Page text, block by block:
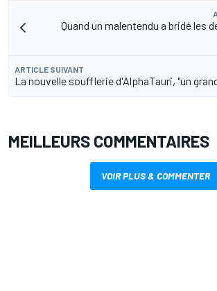
Quand un malentendu a bridé les
ARTICLE SUIVANT
La nouvelle soufflerie d'AlphaTauri, "un
MEILLEURS COMMENTAIRES
VOIR PLUS & COMMENTER